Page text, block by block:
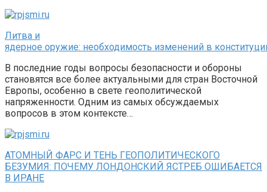
Литва и
ядерное оружие: необходимость изменений в
В последние годы вопросы безопасности и обороны
становятся все более актуальными для стран Восточной
Европы, особенно в свете геополитической
напряженности. Одним из самых обсуждаемых
вопросов в этом контексте…
АТОМНЫЙ ФАРС И ТЕНЬ ГЕОПОЛИТИЧЕСКОГО
БЕЗУМИЯ: ПОЧЕМУ ЛОНДОНСКИЙ ЯСТРЕБ ОШИБАЕТСЯ
В ИРАНЕ